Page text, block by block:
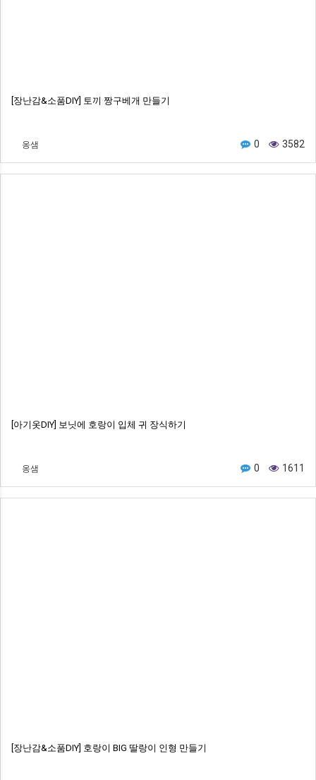
[장난감&소품DIY] 토끼 짱구베개 만들기
옹샘 0 3582
[아기옷DIY] 보닛에 호랑이 입체 귀 장식하기
옹샘 0 1611
[장난감&소품DIY] 호랑이 BIG 딸랑이 인형 만들기